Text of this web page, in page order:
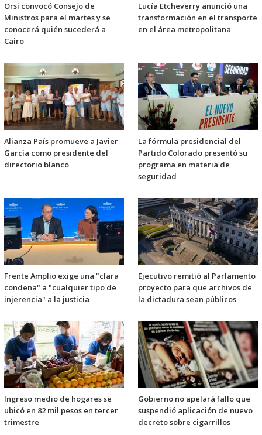
Orsi convocó Consejo de
Ministros para el martes y se
conocerá quién sucederá a
Cairo
Lucía Etcheverry anunció una
transformación en el transporte
en el área metropolitana
Alianza País promueve a Javier
García como presidente del
directorio blanco
La fórmula presidencial del
Partido Colorado presentó su
programa en materia de
seguridad
Frente Amplio exige una "clara
condena" a "cualquier tipo de
injerencia" a la justicia
Ejecutivo remitió al Parlamento
proyecto para que archivos de
la dictadura sean públicos
Ingreso medio de hogares se
ubicó en 82 mil pesos en tercer
trimestre
Gobierno no apelará fallo que
suspendió aplicación de nuevo
decreto sobre cigarrillos